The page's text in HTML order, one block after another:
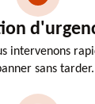
intervenons
sans tarder.